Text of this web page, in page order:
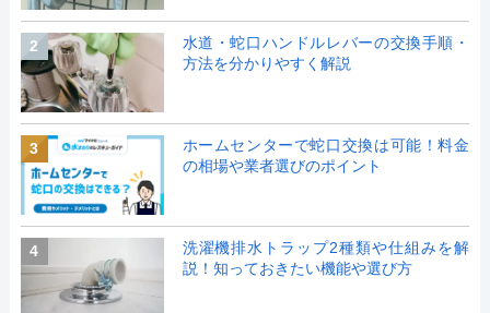
2
水道・蛇口ハンドルレバーの交換手順・
方法を分かりやすく解説
3
ホームセンターで蛇口交換は可能！料金
の相場や業者選びのポイント
4
洗濯機排水トラップ2種類や仕組みを解
説！知っておきたい機能や選び方